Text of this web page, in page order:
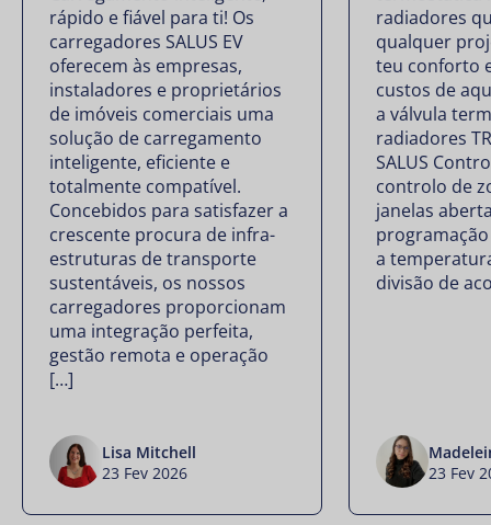
rápido e fiável para ti! Os
carregadores SALUS EV
oferecem às empresas,
instaladores e proprietários
de imóveis comerciais uma
solução de carregamento
inteligente, eficiente e
totalmente compatível.
Concebidos para satisfazer a
crescente procura de infra-
estruturas de transporte
sustentáveis, os nossos
carregadores proporcionam
uma integração perfeita,
gestão remota e operação
[…]
Lisa Mitchell
23 Fev 2026
radiadores
qualquer
teu conforto
custos de
a válvula
radiadores
SALUS
controlo de
janelas
a
divisão de
23 Fev